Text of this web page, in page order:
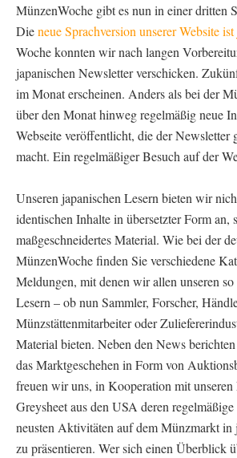
MünzenWoche gibt es nun in einer dritten
Dieneue Sprachversion unserer Website
Woche konnten wir nach langen
japanischen Newsletter verschicken.
im Monat erscheinen. Anders als bei der
über den Monat hinweg regelmäßig neue
Webseite veröffentlicht, die der Newsletter
macht. Ein regelmäßiger Besuch auf der
Unseren japanischen Lesern bieten wir
identischen Inhalte in übersetzter Form an,
maßgeschneidertes Material. Wie bei der
MünzenWoche finden Sie verschiedene
Meldungen, mit denen wir allen unseren
Lesern – ob nun Sammler, Forscher,
Münzstättenmitarbeiter oder
Material bieten. Neben den News
das Marktgeschehen in Form von
freuen wir uns, in Kooperation mit unseren
Greysheet aus den USA deren
neusten Aktivitäten auf dem Münzmarkt in
zu präsentieren. Wer sich einen Überblick